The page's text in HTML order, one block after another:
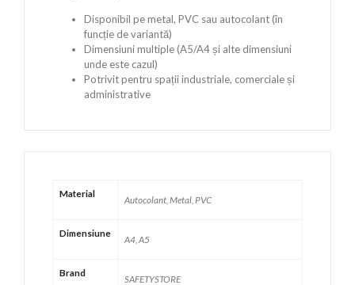
Disponibil pe metal, PVC sau autocolant (în
funcție de variantă)
Dimensiuni multiple (A5/A4 și alte dimensiuni
unde este cazul)
Potrivit pentru spații industriale, comerciale și
administrative
Material
Autocolant, Metal, PVC
Dimensiune
A4, A5
Brand
SAFETYSTORE